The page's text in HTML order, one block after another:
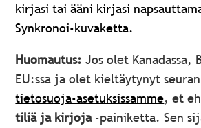
kirjasi tai ääni kirjasi
Synkronoi-kuvaketta.
Huomautus:Jos olet Kanadassa,
EU:ssa ja olet kieltäytynyt
tietosuoja-asetuksissamme, et
tiliä ja kirjoja‑painiketta. Sen